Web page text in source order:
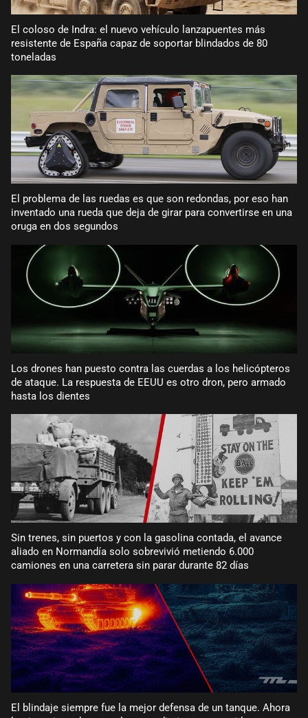
El coloso de Indra: el nuevo vehículo lanzapuentes más
resistente de España capaz de soportar blindados de 80
toneladas
El problema de las ruedas es que son redondas, por eso han
inventado una rueda que deja de girar para convertirse en una
oruga en dos segundos
Los drones han puesto contra las cuerdas a los helicópteros
de ataque. La respuesta de EEUU es otro dron, pero armado
hasta los dientes
Sin trenes, sin puertos y con la gasolina contada, el avance
aliado en Normandía solo sobrevivió metiendo 6.000
camiones en una carretera sin parar durante 82 días
El blindaje siempre fue la mejor defensa de un tanque. Ahora